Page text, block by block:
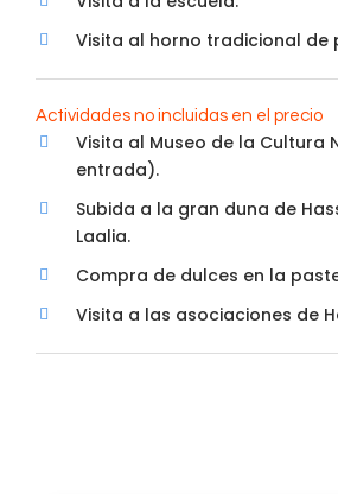
Visita al horno tradicional de
Actividades no incluidas en el precio
Visita al Museo de la Cultura
entrada).
Subida a la gran duna de
Laalia.
Compra de dulces en la
Visita a las asociaciones de